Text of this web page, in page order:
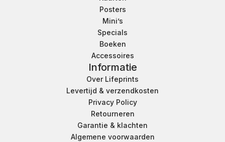
Posters
Mini’s
Specials
Boeken
Accessoires
Informatie
Over Lifeprints
Levertijd & verzendkosten
Privacy Policy
Retourneren
Garantie & klachten
Algemene voorwaarden